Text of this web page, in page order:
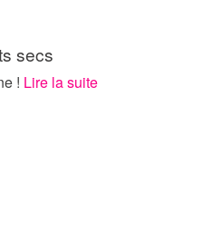
secs
! Lire la suite